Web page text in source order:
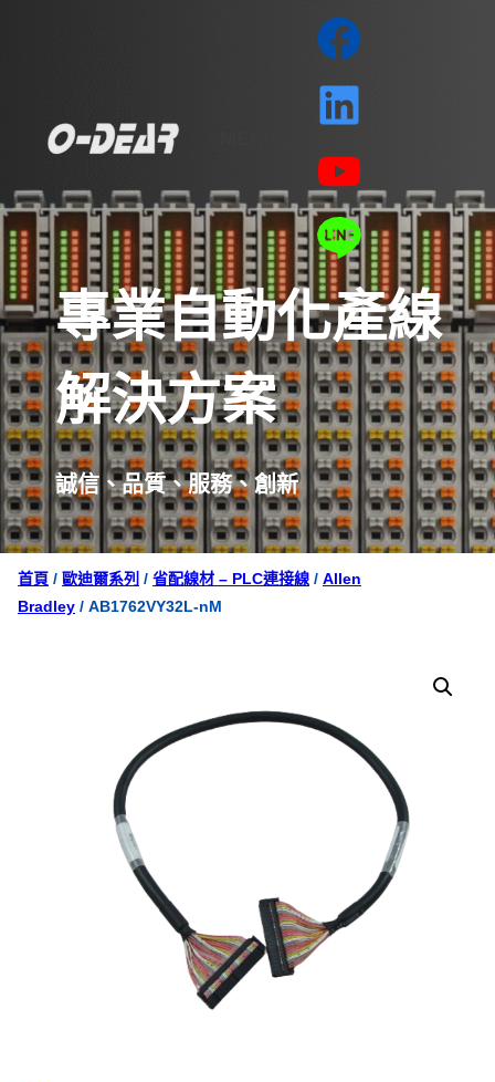
專業自動化產線
解決方案
誠信、品質、服務、創新
首頁 / 歐迪爾系列 / 省配線材 – PLC連接線 / Allen
Bradley / AB1762VY32L-nM